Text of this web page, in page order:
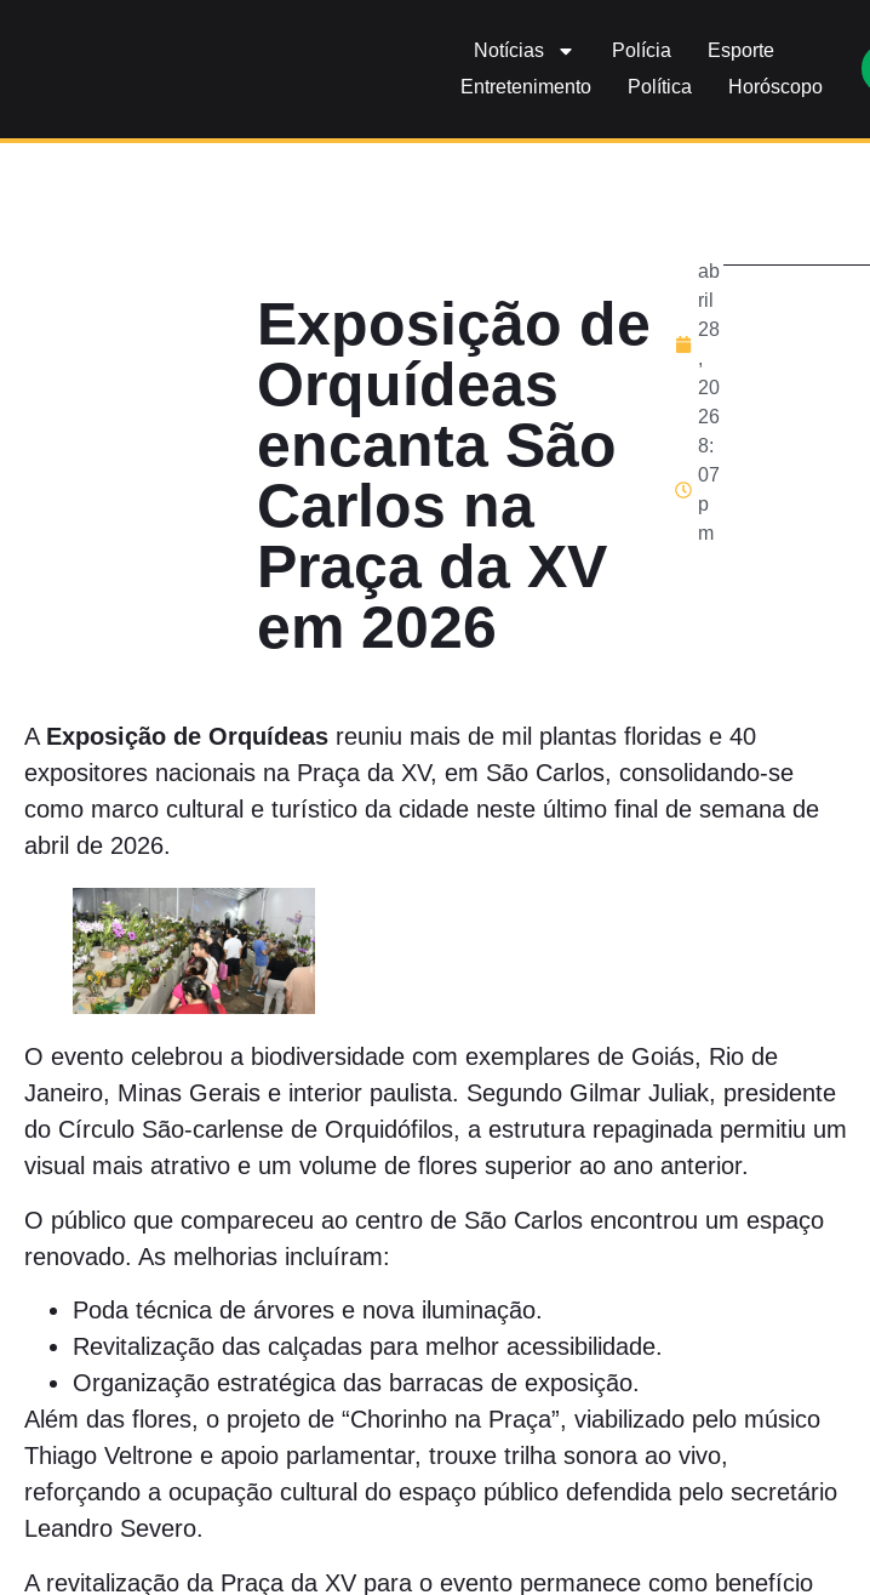
Notícias Polícia
Esporte
Entretenimento
Política Horóscopo
Exposição de
Orquídeas
encanta São
Carlos na
Praça da XV
em 2026
ab
ril
28
,
20
26
8:
07
p
m
A Exposição de Orquídeas reuniu mais de mil plantas floridas e 40
expositores nacionais na Praça da XV, em São Carlos, consolidando-se
como marco cultural e turístico da cidade neste último final de semana de
abril de 2026.
O evento celebrou a biodiversidade com exemplares de Goiás, Rio de
Janeiro, Minas Gerais e interior paulista. Segundo Gilmar Juliak, presidente
do Círculo São-carlense de Orquidófilos, a estrutura repaginada permitiu um
visual mais atrativo e um volume de flores superior ao ano anterior.
O público que compareceu ao centro de São Carlos encontrou um espaço
renovado. As melhorias incluíram:
Poda técnica de árvores e nova iluminação.
Revitalização das calçadas para melhor acessibilidade.
Organização estratégica das barracas de exposição.
Além das flores, o projeto de “Chorinho na Praça”, viabilizado pelo músico
Thiago Veltrone e apoio parlamentar, trouxe trilha sonora ao vivo,
reforçando a ocupação cultural do espaço público defendida pelo secretário
Leandro Severo.
A revitalização da Praça da XV para o evento permanece como benefício